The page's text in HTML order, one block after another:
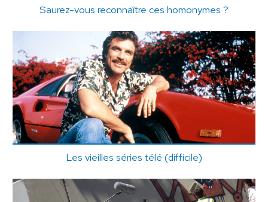
Saurez-vous reconnaître ces homonymes ?
Les vieilles séries télé (difficile)